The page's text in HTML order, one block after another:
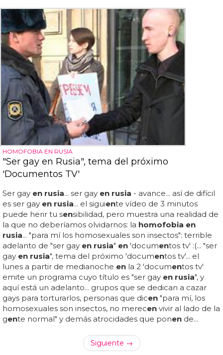
HOMOFOBIA EN RUSIA
"Ser gay en Rusia", tema del próximo
'Documentos TV'
Ser gay en rusia... ser gay en rusia - avance... así de difícil
es ser gay en rusia... el siguiente vídeo de 3 minutos
puede herir tu sensibilidad, pero muestra una realidad de
la que no deberíamos olvidarnos: la homofobia en
rusia... "para mí los homosexuales son insectos": terrible
adelanto de "ser gay en rusia" en 'documentos tv' :(... "ser
gay en rusia", tema del próximo 'documentos tv'... el
lunes a partir de medianoche en la 2 'documentos tv'
emite un programa cuyo título es "ser gay en rusia", y
aquí está un adelanto... grupos que se dedican a cazar
gays para torturarlos, personas que dicen "para mí, los
homosexuales son insectos, no merecen vivir al lado de la
gente normal" y demás atrocidades que ponen de...
Siguiente →